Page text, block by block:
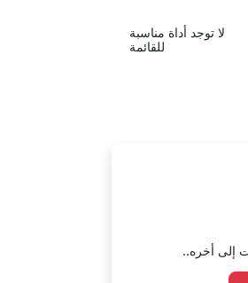
لا توجد أداة مناسبة
للقائمة
إلى أخره..